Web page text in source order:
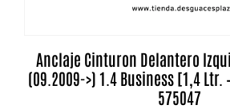
Anclaje Cinturon Delantero
(09.2009->) 1.4 Business [1,4 Ltr.
575047